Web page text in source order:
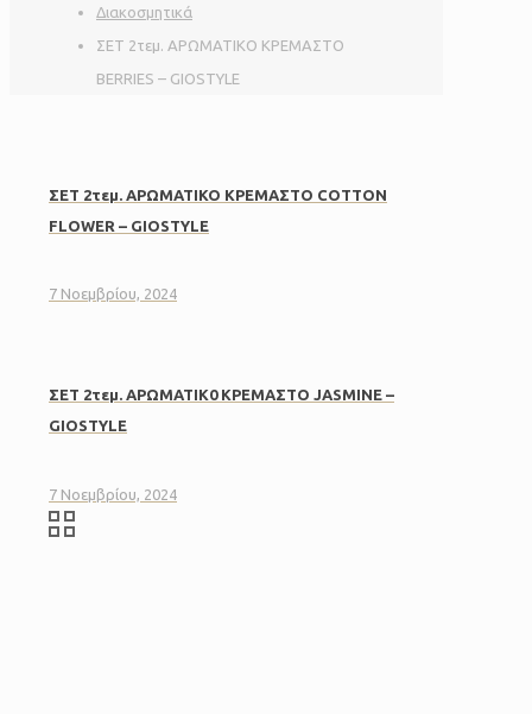
Διακοσμητικά
ΣΕΤ 2τεμ. ΑΡΩΜΑΤΙΚΟ ΚΡΕΜΑΣΤΟ
BERRIES – GIOSTYLE
ΣΕΤ 2τεμ. ΑΡΩΜΑΤΙΚΟ ΚΡΕΜΑΣΤΟ COTTON
FLOWER – GIOSTYLE
7 Νοεμβρίου, 2024
ΣΕΤ 2τεμ. ΑΡΩΜΑΤΙΚ0 ΚΡΕΜΑΣΤΟ JASMINE –
GIOSTYLE
7 Νοεμβρίου, 2024